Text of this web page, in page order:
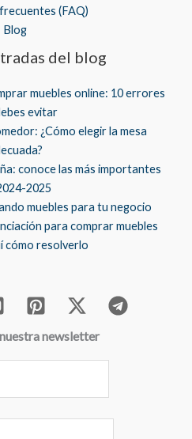
(FAQ)
Blog
del blog
muebles online: 10 errores
evitar
¿Cómo elegir la mesa
conoce las más importantes
2025
muebles para tu negocio
para comprar muebles
cómo resolverlo
newsletter